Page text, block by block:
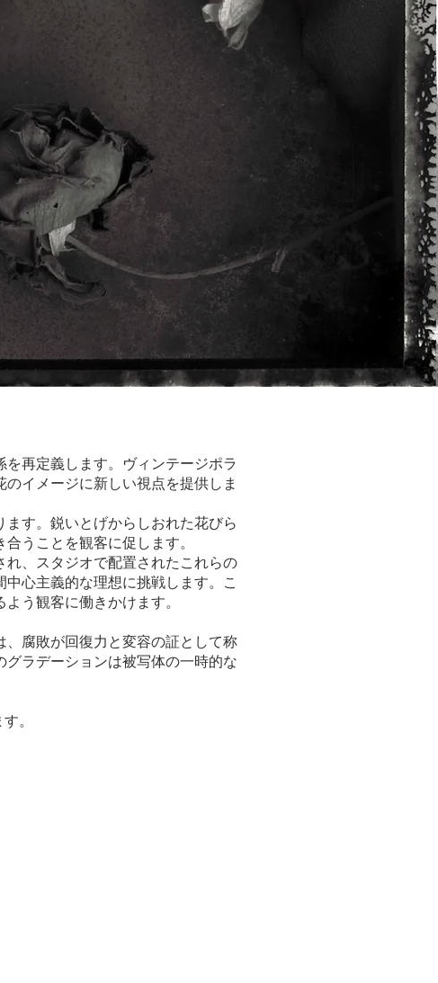
再定義します。ヴィンテージポラ
イメージに新しい視点を提供しま
す。鋭いとげからしおれた花びら
うことを観客に促します。
、スタジオで配置されたこれらの
心主義的な理想に挑戦します。こ
う観客に働きかけます。
腐敗が回復力と変容の証として称
ラデーションは被写体の一時的な
。